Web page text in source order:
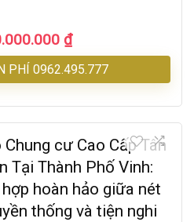
₫
PHÍ 0962.495.777
Chung cư Cao Cấp Tân
Tại Thành Phố Vinh:
hoàn hảo giữa nét
thống và tiện nghi